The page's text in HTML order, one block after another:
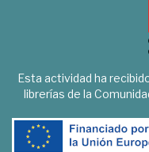
Esta actividad ha
librerías de la